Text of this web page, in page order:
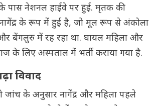
पास नेशनल हाईवे पर हुई. मृतक की
नागेंद्र के रूप में हुई है, जो मूल रूप से अंकोला
बेंगलुरु में रह रहा था. घायल महिला और
के लिए अस्पताल में भर्ती कराया गया है.
विवाद
के अनुसार नागेंद्र और महिला पहले